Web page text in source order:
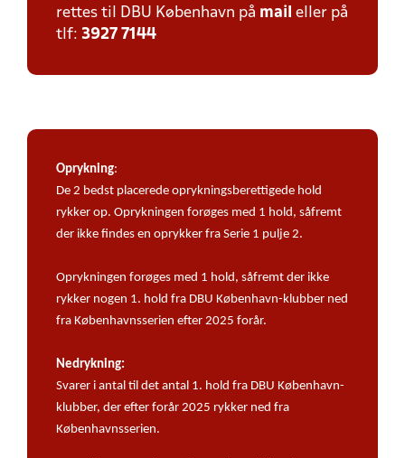
rettes til DBU København på mail eller på
tlf: 3927 7144
Oprykning:
De 2 bedst placerede oprykningsberettigede hold
rykker op. Oprykningen forøges med 1 hold, såfremt
der ikke findes en oprykker fra Serie 1 pulje 2.
Oprykningen forøges med 1 hold, såfremt der ikke
rykker nogen 1. hold fra DBU København-klubber ned
fra Københavnsserien efter 2025 forår.
Nedrykning:
Svarer i antal til det antal 1. hold fra DBU København-
klubber, der efter forår 2025 rykker ned fra
Københavnsserien.